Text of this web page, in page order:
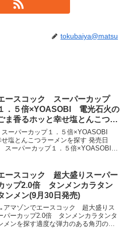
tokubaiya@matsu
ースコック スーパーカップ
．５倍×YOASOBI 電光石火の
ま香るホッと幸せ塩とんこつラ
ーメン
ーパーカップ１．５倍×YOASOBI
塩とんこつラーメンを探す 発売日
スーパーカップ１．５倍×YOASOBI
ースコック 超大盛りスーパー
ップ2.0倍 タンメンカラタン
ンメン(9月30日発売)
アマゾンでエースコック 超大盛りス
パーカップ2.0倍 タンメンカラタンタ
メンを探す適度な弾力のある角刃のめ